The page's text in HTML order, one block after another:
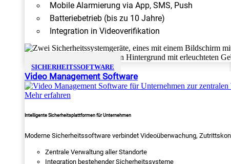
Mobile Alarmierung via App, SMS, Push
Batteriebetrieb (bis zu 10 Jahre)
Integration in Videoverifikation
SICHERHEITSSOFTWARE
Video Management Software
Mehr erfahren
Intelligente Sicherheitsplattformen für Unternehmen
Moderne Sicherheitssoftware verbindet Videoüberwachung,
Zentrale Verwaltung aller Standorte
Integration bestehender Sicherheitssysteme